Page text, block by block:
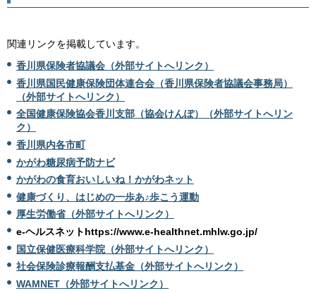
関連リンクを掲載しています。
香川県保険者協議会（外部サイトへリンク）
香川県国民健康保険団体連合会（香川県保険者協議会事務局）
（外部サイトへリンク）
全国健康保険協会香川支部（協会けんぽ）（外部サイトへリン
ク）
香川県内各市町
かがわ糖尿病予防ナビ
かがわの食育おいしいね！かがわネット
健康づくり、はじめの一歩あ♪歩こう運動
厚生労働省（外部サイトへリンク）
e-ヘルスネットhttps://www.e-healthnet.mhlw.go.jp/
国立保健医療科学院（外部サイトへリンク）
社会保険診療報酬支払基金（外部サイトへリンク）
WAMNET（外部サイトへリンク）